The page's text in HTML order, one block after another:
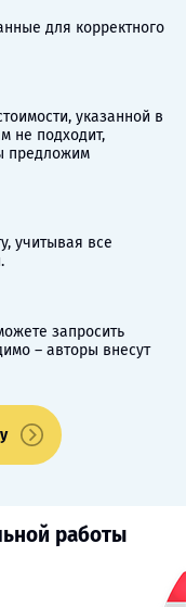
для корректного
указанной в
не подходит,
предложим
учитывая все
запросить
– авторы внесут
работы